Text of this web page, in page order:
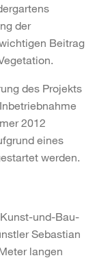
der
Beitrag
des Projekts
2012
eines
werden.
und-Bau-
Sebastian
langen